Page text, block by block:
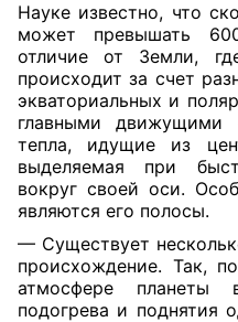
Науке известно, что
может превышать
отличие от Земли,
происходит за счет
экваториальных и
главными движущими
тепла, идущие из
выделяемая при
вокруг своей оси.
являются его полосы.
— Существует
происхождение. Так,
атмосфере планеты
подогрева и поднятия